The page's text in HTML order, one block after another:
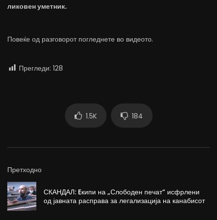
ликовен уметник.
Повеќе од разговорот погледнете во видеото.
Прегледи: 128
1.5K 184
Претходно
СКАНДАЛ: Eкипи на „Слободен печат“ исфрлени
од јавната расправа за легализација на канабисот